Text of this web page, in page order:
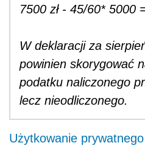
7500 zł - 45/60* 5000
W deklaracji za
powinien skorygować
podatku naliczonego
lecz nieodliczonego.
Użytkowanie